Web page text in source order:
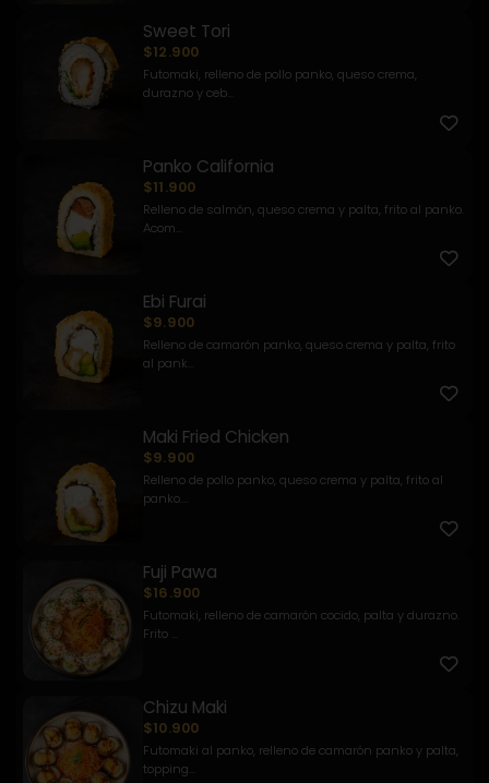
Sweet Tori
$12.900
Futomaki, relleno de pollo panko, queso crema,
durazno y ceb...
Panko California
$11.900
Relleno de salmón, queso crema y palta, frito al panko.
Acom...
Ebi Furai
$9.900
Relleno de camarón panko, queso crema y palta, frito
al pank...
Maki Fried Chicken
$9.900
Relleno de pollo panko, queso crema y palta, frito al
panko....
Fuji Pawa
$16.900
Futomaki, relleno de camarón cocido, palta y durazno.
Frito ...
Chizu Maki
$10.900
Futomaki al panko, relleno de camarón panko y palta,
topping...